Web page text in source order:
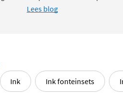
Lees blog
Ink Ink fonteinsets